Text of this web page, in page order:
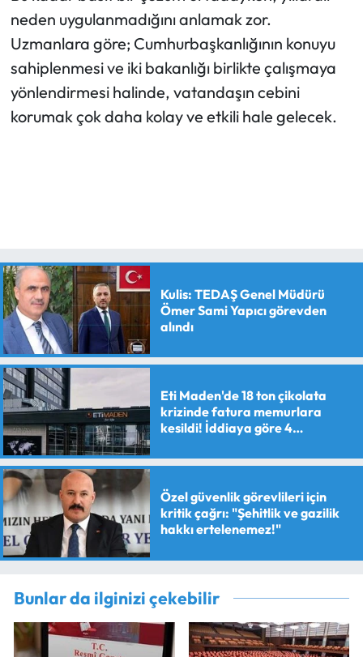
neden uygulanmadığını anlamak zor.
Uzmanlara göre; Cumhurbaşkanlığının konuyu
sahiplenmesi ve iki bakanlığı birlikte çalışmaya
yönlendirmesi halinde, vatandaşın cebini
korumak çok daha kolay ve etkili hale gelecek.
Kulis: TEDAŞ Genel Müdürü
Ömer Sami Yapıcı görevden
alındı
Eti Maden'de 18 ton çikolata
krizinde fatura memurlara
kesildi! İddiaya göre 4
verildi
Özel güvenlik görevlileri için
kritik çağrı: "Şehitlik ve gazilik
hakkı ertelenemez!"
Bunlar da ilginizi çekebilir